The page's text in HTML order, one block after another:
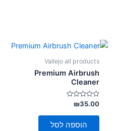
Vallejo all products
Premium Airbrush
Cleaner
דורג
0
מתוך
₪35.00
הוספה לסל